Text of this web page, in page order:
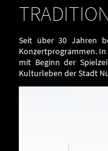
Seit über 30 Jahren
Konzertprogrammen.
mit Beginn der
Kulturleben der Stadt